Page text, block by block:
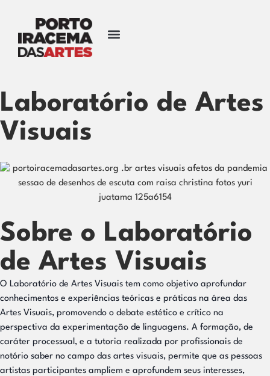
Laboratório de Artes
Visuais
Sobre o Laboratório
de Artes Visuais
O Laboratório de Artes Visuais tem como objetivo aprofundar
conhecimentos e experiências teóricas e práticas na área das
Artes Visuais, promovendo o debate estético e crítico na
perspectiva da experimentação de linguagens. A formação, de
caráter processual, e a tutoria realizada por profissionais de
notório saber no campo das artes visuais, permite que as pessoas
artistas participantes ampliem e aprofundem seus interesses,